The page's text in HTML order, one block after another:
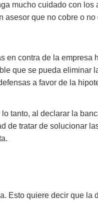
mucho cuidado con
que no cobre o no
en contra de la empresa
que se pueda eliminar
a favor de la
tanto, al declarar la
de tratar de solucionar
Esto quiere decir que la